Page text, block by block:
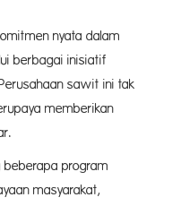
nyata dalam
berbagai inisiatif
sawit ini tak
memberikan
beberapa program
masyarakat,